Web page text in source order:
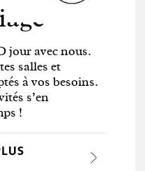
jour avec nous.
salles et
à vos besoins.
s’en
!